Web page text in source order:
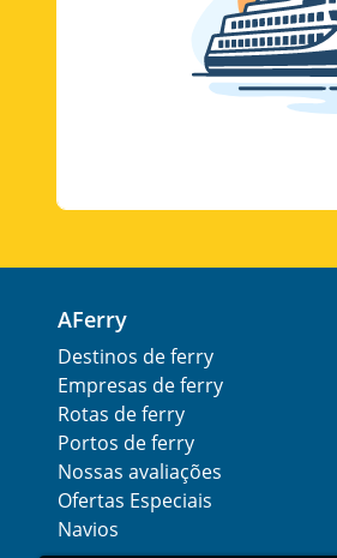
AFerry
Destinos de ferry
Empresas de ferry
Rotas de ferry
Portos de ferry
Nossas avaliações
Ofertas Especiais
Navios